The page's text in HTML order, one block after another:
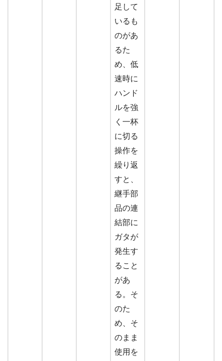
足して
いるも
のがあ
るた
め、低
速時に
ハンド
ルを強
く一杯
に切る
操作を
繰り返
すと、
継手部
品の連
結部に
ガタが
発生す
ること
があ
る。そ
のた
め、そ
のまま
使用を